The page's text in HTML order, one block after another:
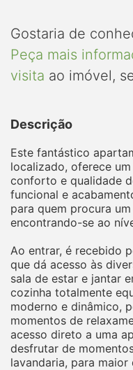
Gostaria de
Peça mais
visita ao imóvel,
Descrição
Este fantástico
localizado, oferece
conforto e qualidade
funcional e
para quem procura
encontrando-se ao
Ao entrar, é recebido
que dá acesso às
sala de estar e jantar
cozinha totalmente
moderno e dinâmico,
momentos de
acesso direto a uma
desfrutar de
lavandaria, para